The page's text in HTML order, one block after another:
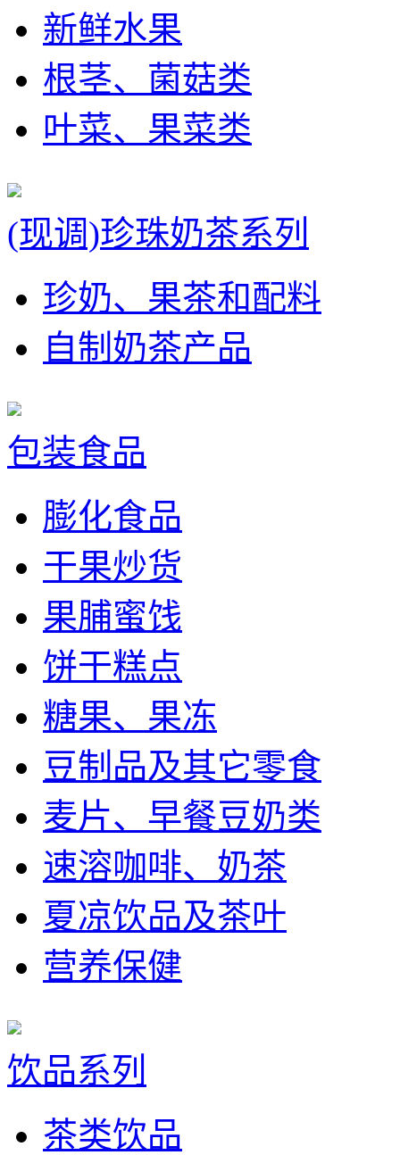
新鲜水果
根茎、菌菇类
叶菜、果菜类
(现调)珍珠奶茶系列
珍奶、果茶和配料
自制奶茶产品
包装食品
膨化食品
干果炒货
果脯蜜饯
饼干糕点
糖果、果冻
豆制品及其它零食
麦片、早餐豆奶类
速溶咖啡、奶茶
夏凉饮品及茶叶
营养保健
饮品系列
茶类饮品